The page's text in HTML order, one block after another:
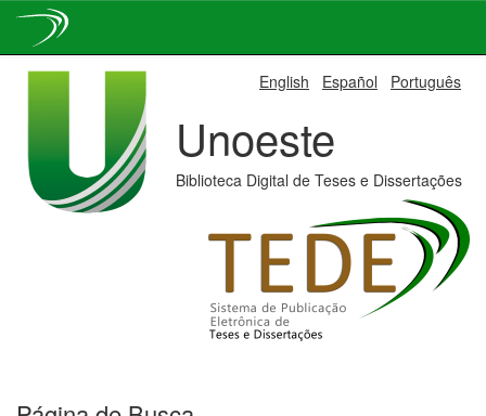
English Español Português
Unoeste
Biblioteca Digital de Teses e Dissertações